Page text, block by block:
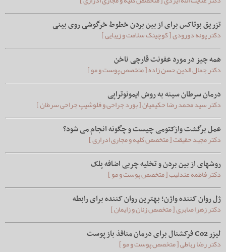
تزریق بوتاکس برای از بین بردن خطوط خرگوشی روی بینی
دکتر پونه دورودی [ کوچینک سلامت و زیبایی ]
همه چیز در مورد عفونت قارچی ناخن
دکتر جمال الدین حسن زاده [ متخصص پوست و مو ]
درمان سرطان سینه به روش ایمونوتراپی
دکتر سید محمد رضا حکیمیان [ بورد جراحی و فلوشیپ جراحی سرطان ]
عمل برگشت وازکتومی چیست و چگونه انجام می شود؟
دکتر مجید حقیقت [ متخصص کلیه و مجاری ادراری ]
روشهای از بین بردن و تخلیه چربی اضافه پلک
دکتر فاطمه عندلیب [ متخصص پوست و مو ]
ژل روان کننده واژن؛ بهترین روان کننده برای رابطه
دکتر زهرا صابری [ متخصص زنان و زایمان ]
لیزر Co2 فرکشنال برای درمان منافذ باز پوست
دکتر رضا رباطی [ متخصص پوست و مو ]